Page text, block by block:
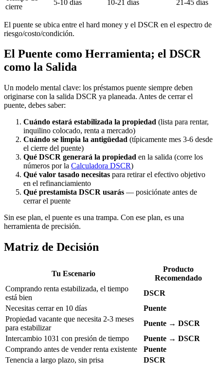
cierre
5-10 días 10-21 días 21-45 días
El puente se ubica entre el hard money y el DSCR en el espectro de
riesgo/costo/condición.
El Puente como Herramienta; el DSCR
como la Salida
Un modelo mental clave: los préstamos puente siempre deben
originarse con la salida DSCR ya planeada. Antes de cerrar el
puente, debes saber:
Cuándo estará estabilizada la propiedad (lista para rentar,
inquilino colocado, renta a mercado)
Cuándo se limpia la antigüedad (típicamente mes 3-6 desde
el cierre del puente)
Qué DSCR generará la propiedad en la salida (corre los
números por la Calculadora DSCR)
Qué valor tasado necesitas para retirar el efectivo objetivo
en el refinanciamiento
Qué prestamista DSCR usarás — posiciónate antes de
cerrar el puente
Sin ese plan, el puente es una trampa. Con ese plan, es una
herramienta de precisión.
Matriz de Decisión
Tu Escenario
Producto
Recomendado
Comprando renta estabilizada, el tiempo
está bien
DSCR
Necesitas cerrar en 10 días
Puente
Propiedad vacante que necesita 2-3 meses
para estabilizar
Puente → DSCR
Intercambio 1031 con presión de tiempo
Puente → DSCR
Comprando antes de vender renta existente
Puente
Tenencia a largo plazo, sin prisa
DSCR